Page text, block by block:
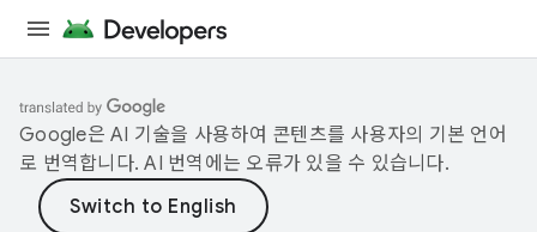
Google은 AI 기술을 사용하여 콘텐츠를 사용자의 기본 언어
로 번역합니다. AI 번역에는 오류가 있을 수 있습니다.